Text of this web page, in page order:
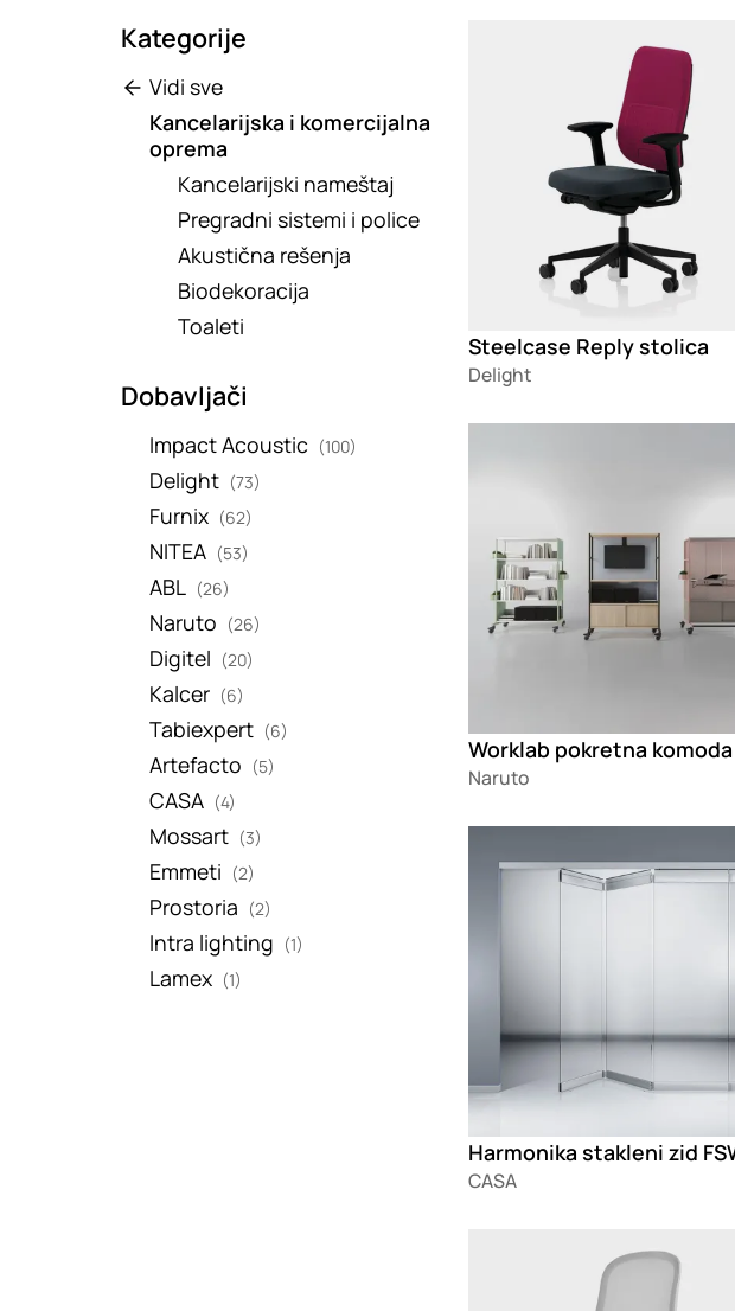
Kategorije
Vidi sve
Kancelarijska i komercijalna
oprema
Kancelarijski nameštaj
Pregradni sistemi i police
Akustična rešenja
Biodekoracija
Toaleti
Dobavljači
Impact Acoustic (100)
Delight (73)
Furnix (62)
NITEA (53)
ABL (26)
Naruto (26)
Digitel (20)
Kalcer (6)
Tabiexpert (6)
Artefacto (5)
CASA (4)
Mossart (3)
Emmeti (2)
Prostoria (2)
Intra lighting (1)
Lamex (1)
Steelcase Reply stolica
Delight
Worklab pokretna komoda
Naruto
Harmonika stakleni zid
CASA